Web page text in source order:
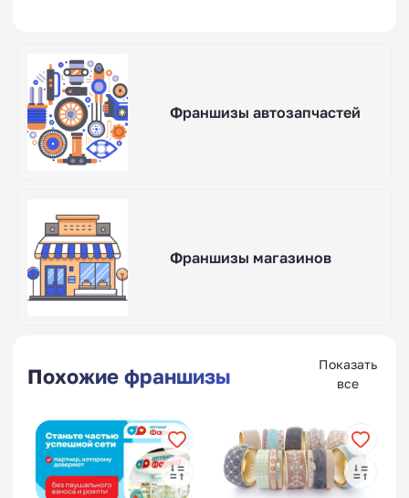
Франшизы автозапчастей
Франшизы магазинов
Похожие франшизы
Показать
все